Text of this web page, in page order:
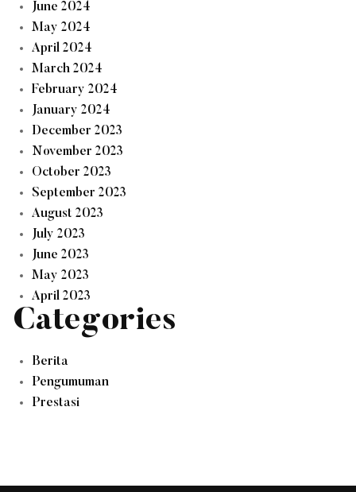
June 2024
May 2024
April 2024
March 2024
February 2024
January 2024
December 2023
November 2023
October 2023
September 2023
August 2023
July 2023
June 2023
May 2023
April 2023
Categories
Berita
Pengumuman
Prestasi